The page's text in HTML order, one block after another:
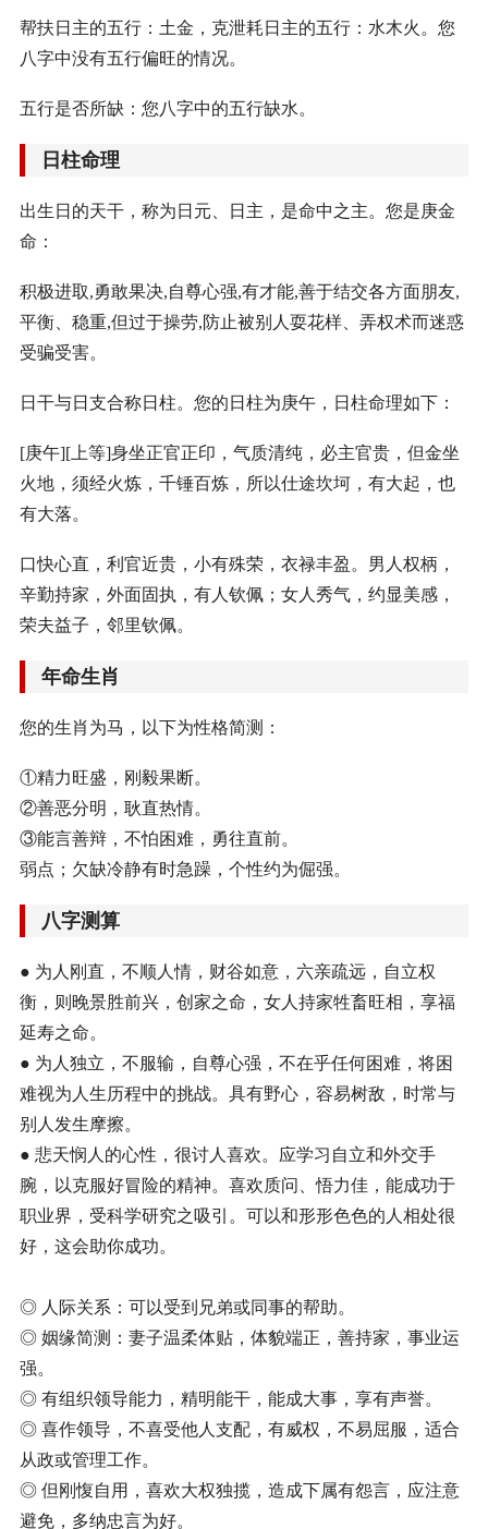
帮扶日主的五行：土金，克泄耗日主的五行：水木火。您
八字中没有五行偏旺的情况。
五行是否所缺：您八字中的五行缺水。
日柱命理
出生日的天干，称为日元、日主，是命中之主。您是庚金
命：
积极进取,勇敢果决,自尊心强,有才能,善于结交各方面朋友,
平衡、稳重,但过于操劳,防止被别人耍花样、弄权术而迷惑
受骗受害。
日干与日支合称日柱。您的日柱为庚午，日柱命理如下：
[庚午][上等]身坐正官正印，气质清纯，必主官贵，但金坐
火地，须经火炼，千锤百炼，所以仕途坎坷，有大起，也
有大落。
口快心直，利官近贵，小有殊荣，衣禄丰盈。男人权柄，
辛勤持家，外面固执，有人钦佩；女人秀气，约显美感，
荣夫益子，邻里钦佩。
年命生肖
您的生肖为马，以下为性格简测：
①精力旺盛，刚毅果断。
②善恶分明，耿直热情。
③能言善辩，不怕困难，勇往直前。
弱点；欠缺冷静有时急躁，个性约为倔强。
八字测算
● 为人刚直，不顺人情，财谷如意，六亲疏远，自立权
衡，则晚景胜前兴，创家之命，女人持家牲畜旺相，享福
延寿之命。
● 为人独立，不服输，自尊心强，不在乎任何困难，将困
难视为人生历程中的挑战。具有野心，容易树敌，时常与
别人发生摩擦。
● 悲天悯人的心性，很讨人喜欢。应学习自立和外交手
腕，以克服好冒险的精神。喜欢质问、悟力佳，能成功于
职业界，受科学研究之吸引。可以和形形色色的人相处很
好，这会助你成功。
◎ 人际关系：可以受到兄弟或同事的帮助。
◎ 姻缘简测：妻子温柔体贴，体貌端正，善持家，事业运
强。
◎ 有组织领导能力，精明能干，能成大事，享有声誉。
◎ 喜作领导，不喜受他人支配，有威权，不易屈服，适合
从政或管理工作。
◎ 但刚愎自用，喜欢大权独揽，造成下属有怨言，应注意
避免，多纳忠言为好。